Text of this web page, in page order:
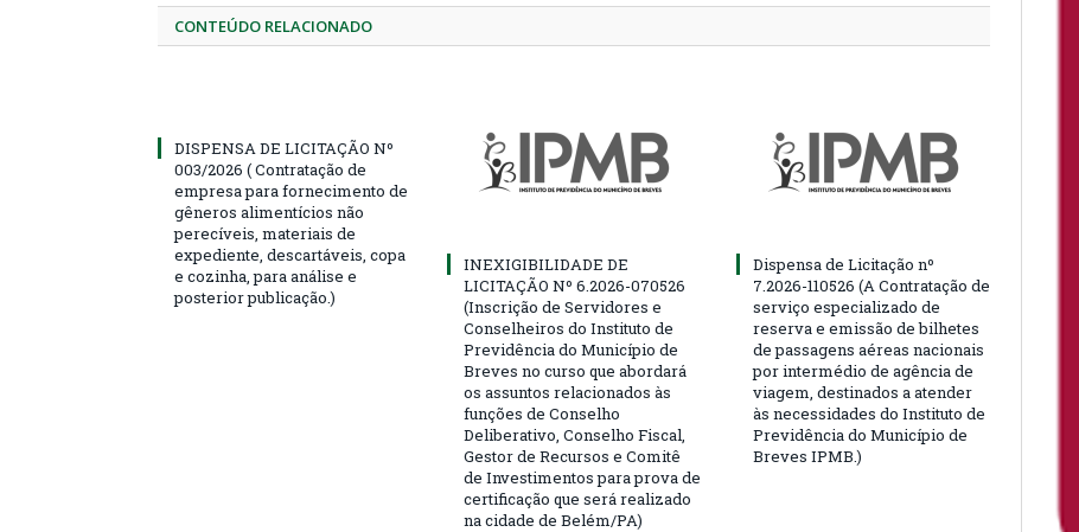
CONTEÚDO RELACIONADO
DISPENSA DE LICITAÇÃO Nº
003/2026 ( Contratação de
empresa para fornecimento de
gêneros alimentícios não
perecíveis, materiais de
expediente, descartáveis, copa
e cozinha, para análise e
posterior publicação.)
INEXIGIBILIDADE DE
LICITAÇÃO Nº 6.2026-070526
(Inscrição de Servidores e
Conselheiros do Instituto de
Previdência do Município de
Breves no curso que abordará
os assuntos relacionados às
funções de Conselho
Deliberativo, Conselho Fiscal,
Gestor de Recursos e Comitê
de Investimentos para prova de
certificação que será realizado
na cidade de Belém/PA)
Dispensa de Licitação nº
7.2026-110526 (A Contratação de
serviço especializado de
reserva e emissão de bilhetes
de passagens aéreas nacionais
por intermédio de agência de
viagem, destinados a atender
às necessidades do Instituto de
Previdência do Município de
Breves IPMB.)